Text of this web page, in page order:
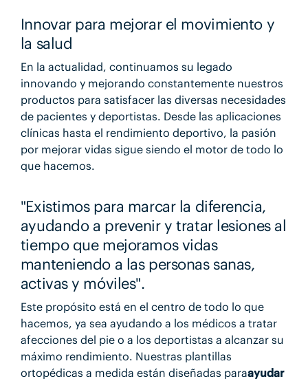
Innovar para mejorar el movimiento y
la salud
En la actualidad, continuamos su legado
innovando y mejorando constantemente nuestros
productos para satisfacer las diversas necesidades
de pacientes y deportistas. Desde las aplicaciones
clínicas hasta el rendimiento deportivo, la pasión
por mejorar vidas sigue siendo el motor de todo lo
que hacemos.
"Existimos para marcar la diferencia,
ayudando a prevenir y tratar lesiones al
tiempo que mejoramos vidas
manteniendo a las personas sanas,
activas y móviles".
Este propósito está en el centro de todo lo que
hacemos, ya sea ayudando a los médicos a tratar
afecciones del pie o a los deportistas a alcanzar su
máximo rendimiento. Nuestras plantillas
ortopédicas a medida están diseñadas paraayudar